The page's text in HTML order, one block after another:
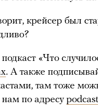
крейсер был
«Что
. А также
там тоже
по адресу